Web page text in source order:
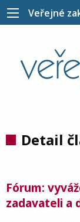
Veřejné
Detail
Fórum:
zadavateli a